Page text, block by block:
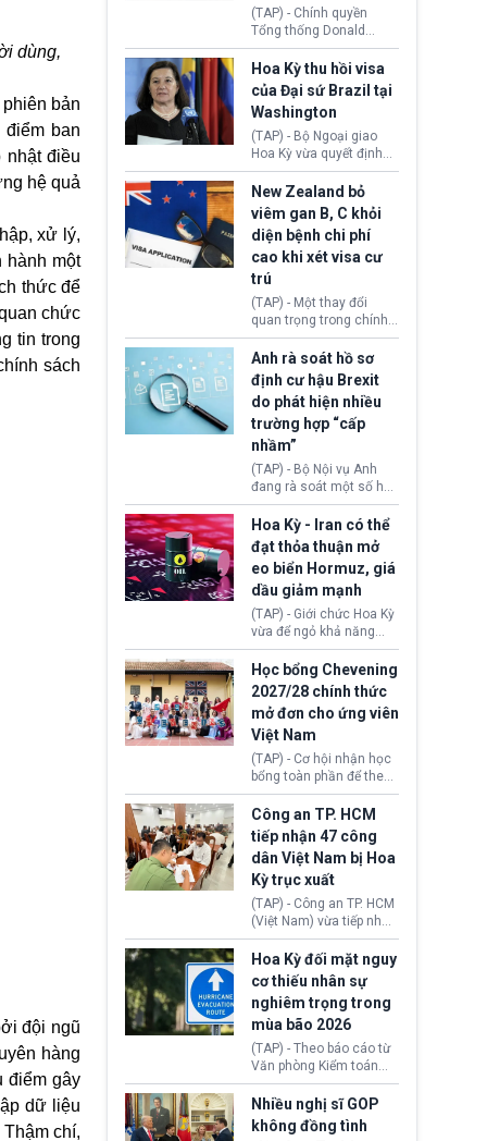
dùng,
bản
ban
điều
hệ quả
xử lý,
hành một
thức để
chức
tin trong
sách
đội ngũ
hàng
điểm gây
dữ liệu
chí,
(TAP) - Chính quyền
Tổng thống Donald
Trump đã hoàn trả
khoảng 100 tỷ USD thuế
quan từng thu theo Đạo
luật Quyền hạn Kinh tế
Khẩn cấp Quốc tế
(IEEPA). Động thái này
diễn ra sau phán quyết
hồi tháng 2 bởi Tòa án
Tối cao Hoa Kỳ
(SCOTUS) khi tuyên bố,
việc áp thuế diện rộng là
hoàn toàn bất hợp pháp.
Hoa Kỳ thu hồi visa
của Đại sứ Brazil tại
Washington
(TAP) - Bộ Ngoại giao
Hoa Kỳ vừa quyết định
thu hồi thị thực (visa)
của bà Maria Luiza
Ribeiro Viotti - Đại sứ
Brazil tại Washington.
Động thái trên diễn ra
trong bối cảnh tranh
chấp ngoại giao giữa
chính quyền Tổng thống
Donald Trump và chính
phủ cánh tả Tổng thống
da Silva đang leo thang
gay gắt.
New Zealand bỏ
viêm gan B, C khỏi
diện bệnh chi phí
cao khi xét visa cư
trú
(TAP) - Một thay đổi
quan trọng trong chính
sách nhập cư của New
Zealand đang mở ra
thêm cơ hội cho nhiều
người muốn định cư. Từ
nay, người mắc viêm
gan B hoặc viêm gan C
sẽ không còn bị mặc
định không đáp ứng tiêu
chuẩn sức khỏe chỉ vì
chi phí điều trị khi nộp hồ
Anh rà soát hồ sơ
định cư hậu Brexit
do phát hiện nhiều
trường hợp “cấp
nhầm”
(TAP) - Bộ Nội vụ Anh
đang rà soát một số hồ
sơ thuộc Chương trình
Định cư EU (EU
Settlement Scheme -
EUSS) sau khi xác định
có trường hợp được cấp
quy chế cư trú hậu
Brexit “do nhầm lẫn”.
Động thái này làm dấy
lên lo ngại về việc thực
thi Thỏa thuận Rút khỏi
Liên minh châu Âu
(Withdrawal
Agreement).
Hoa Kỳ - Iran có thể
đạt thỏa thuận mở
eo biển Hormuz, giá
dầu giảm mạnh
(TAP) - Giới chức Hoa Kỳ
vừa để ngỏ khả năng
sớm đạt thỏa thuận với
Iran nhằm mở lại eo biển
Hormuz, mở đường cho
việc khôi phục hoạt
động hàng hải. Những
tín hiệu ngoại giao tích
cực này lập tức tác động
đến thị trường năng
lượng, kéo giá dầu thế
giới lùi sâu xuống dưới
mức 80 USD/thùng.
Học bổng Chevening
2027/28 chính thức
mở đơn cho ứng viên
Việt Nam
(TAP) - Cơ hội nhận học
bổng toàn phần để theo
học chương trình thạc sĩ
tại Vương quốc Anh đã
chính thức quay trở lại.
Học bổng Chevening
2027/28 của Chính phủ
Anh vừa mở cổng ứng
tuyển dành riêng ứng
viên Việt Nam, hỗ trợ
toàn bộ chi phí học tập
cùng nhiều quyền lợi
trong suốt một năm
học.
Công an TP. HCM
tiếp nhận 47 công
dân Việt Nam bị Hoa
Kỳ trục xuất
(TAP) - Công an TP. HCM
(Việt Nam) vừa tiếp nhận
47 công dân Việt Nam bị
Hoa Kỳ trục xuất về
nước. Đây là đợt có số
lượng lớn nhất từ đầu
năm 2026 đến nay, phản
ánh xu hướng gia tăng
các trường hợp trục
xuất.
Hoa Kỳ đối mặt nguy
cơ thiếu nhân sự
nghiêm trọng trong
mùa bão 2026
(TAP) - Theo báo cáo từ
Văn phòng Kiểm toán
Chính phủ (GAO), Cơ
quan Quản lý Khẩn cấp
Liên bang (FEMA) thuộc
Bộ An ninh Nội địa Hoa
Nhiều nghị sĩ GOP
không đồng tình